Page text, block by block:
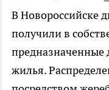
В Новороссийске
получили в
предназначенные
жилья.